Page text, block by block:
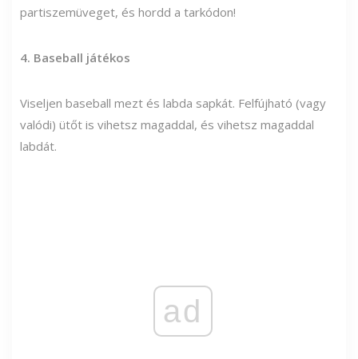
partiszemüveget, és hordd a tarkódon!
4. Baseball játékos
Viseljen baseball mezt és labda sapkát. Felfújható (vagy
valódi) ütőt is vihetsz magaddal, és vihetsz magaddal
labdát.
ad